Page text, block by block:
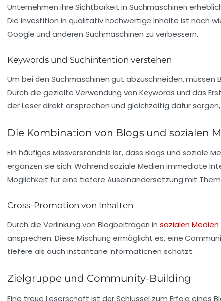
Unternehmen ihre Sichtbarkeit in Suchmaschinen
Die Investition in qualitativ hochwertige Inhalte ist nach
Google und anderen Suchmaschinen zu verbessern.
Keywords und Suchintention verstehen
Um bei den Suchmaschinen gut abzuschneiden, müssen
Durch die gezielte Verwendung von Keywords und das
der Leser direkt ansprechen und gleichzeitig dafür
Die Kombination von Blogs und sozialen
Ein häufiges Missverständnis ist, dass Blogs und soziale
ergänzen sie sich. Während soziale Medien immediate
Möglichkeit für eine tiefere Auseinandersetzung mit
Cross-Promotion von Inhalten
Durch die Verlinkung von Blogbeiträgen in sozialen Medien
ansprechen. Diese Mischung ermöglicht es, eine
tiefere als auch instantane Informationen schätzt.
Zielgruppe und Community-Building
Eine treue Leserschaft ist der Schlüssel zum Erfolg eines